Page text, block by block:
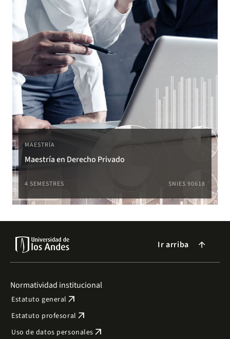
MAESTRÍA
Maestría en Derecho Privado
4 SEMESTRES SNIES 90618
Ir arriba arrow_forward
Normatividad institucional
Estatuto general arrow_outward
Estatuto profesoral arrow_outward
Uso de datos personales arrow_outward